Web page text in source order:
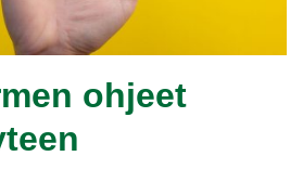
ohjeet